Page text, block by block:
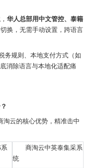
华人总部用中文管控、泰籍
换，无需手动设置，跨语言
务规则、本地支付方式（如
消除语言与本地化适配痛
淘云的核心优势，精准击中
系
商淘云中英泰集采系
统